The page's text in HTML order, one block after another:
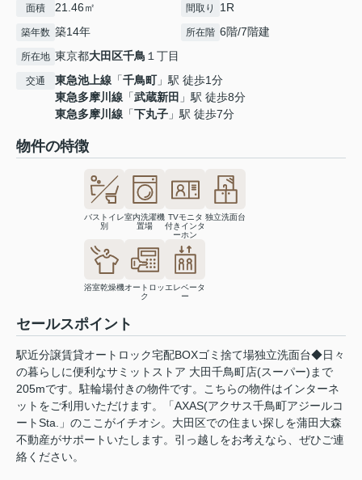
面積 21.46㎡ 間取り 1R
築年数 築14年 所在階 6階/7階建
所在地 東京都大田区千鳥 １丁目
交通 東急池上線 「千鳥町」駅 徒歩1分
東急多摩川線 「武蔵新田 」駅 徒歩8分
東急多摩川線 「下丸子 」駅 徒歩7分
物件の特徴
バストイレ
別
室内洗濯機
置場
TVモニタ
付きインタ
ーホン
独立洗面台
浴室乾燥機オートロッ
ク
エレベータ
ー
セールスポイント
駅近分譲賃貸オートロック宅配BOXゴミ捨て場独立洗面台◆日々
の暮らしに便利なサミットストア 大田千鳥町店(スーパー)まで
205mです。駐輪場付きの物件です。こちらの物件はインターネ
ットをご利用いただけます。「AXAS(アクサス千鳥町アジールコ
ートSta.」のここがイチオシ。大田区での住まい探しを蒲田大森
不動産がサポートいたします。引っ越しをお考えなら、ぜひご連
絡ください。